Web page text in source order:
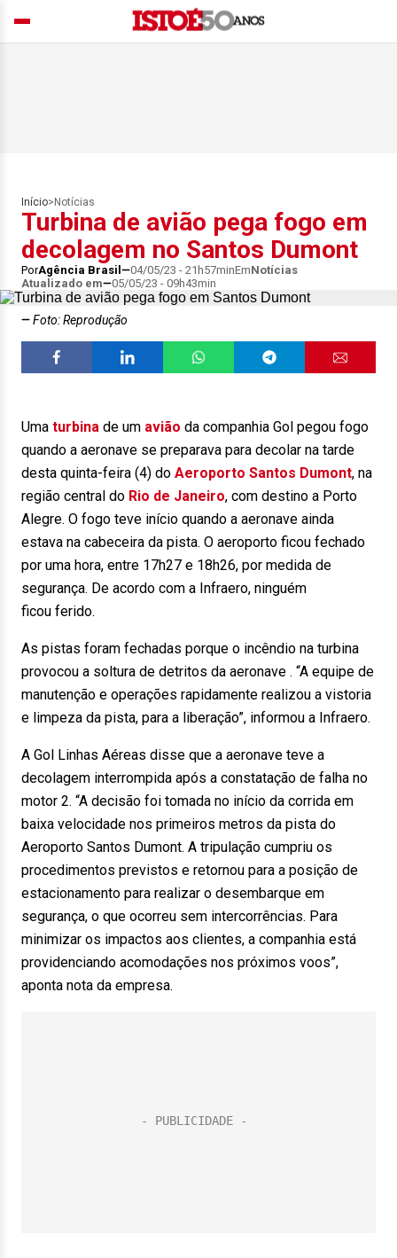
Início> Notícias
Turbina de avião pega fogo em
decolagem no Santos Dumont
PorAgência Brasil 04/05/23 - 21h57minEmNotícias
Atualizado em
05/05/23 - 09h43min
Foto: Reprodução
Uma turbina de um avião da companhia Gol pegou fogo
quando a aeronave se preparava para decolar na tarde
desta quinta-feira (4) do Aeroporto Santos Dumont, na
região central do Rio de Janeiro, com destino a Porto
Alegre. O fogo teve início quando a aeronave ainda
estava na cabeceira da pista. O aeroporto ficou fechado
por uma hora, entre 17h27 e 18h26, por medida de
segurança. De acordo com a Infraero, ninguém
ficou ferido.
As pistas foram fechadas porque o incêndio na turbina
provocou a soltura de detritos da aeronave . “A equipe de
manutenção e operações rapidamente realizou a vistoria
e limpeza da pista, para a liberação”, informou a Infraero.
A Gol Linhas Aéreas disse que a aeronave teve a
decolagem interrompida após a constatação de falha no
motor 2. “A decisão foi tomada no início da corrida em
baixa velocidade nos primeiros metros da pista do
Aeroporto Santos Dumont. A tripulação cumpriu os
procedimentos previstos e retornou para a posição de
estacionamento para realizar o desembarque em
segurança, o que ocorreu sem intercorrências. Para
minimizar os impactos aos clientes, a companhia está
providenciando acomodações nos próximos voos”,
aponta nota da empresa.